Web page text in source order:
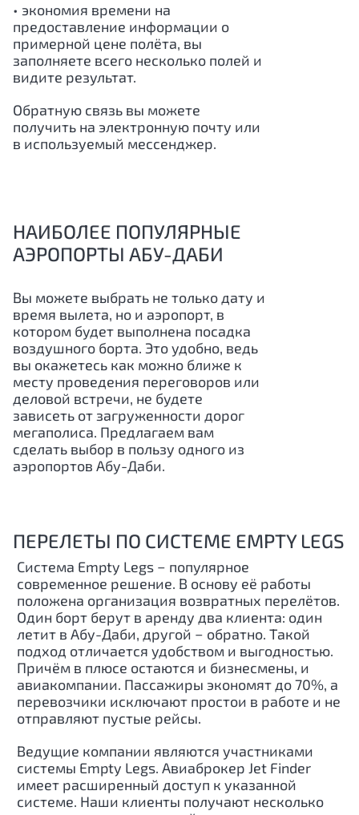
• экономия времени на
предоставление информации о
примерной цене полёта, вы
заполняете всего несколько полей и
видите результат.
Обратную связь вы можете
получить на электронную почту или
в используемый мессенджер.
НАИБОЛЕЕ ПОПУЛЯРНЫЕ
АЭРОПОРТЫ АБУ-ДАБИ
Вы можете выбрать не только дату и
время вылета, но и аэропорт, в
котором будет выполнена посадка
воздушного борта. Это удобно, ведь
вы окажетесь как можно ближе к
месту проведения переговоров или
деловой встречи, не будете
зависеть от загруженности дорог
мегаполиса. Предлагаем вам
сделать выбор в пользу одного из
аэропортов Абу-Даби.
ПЕРЕЛЕТЫ ПО СИСТЕМЕ EMPTY LEGS
Система Empty Legs − популярное
современное решение. В основу её работы
положена организация возвратных перелётов.
Один борт берут в аренду два клиента: один
летит в Абу-Даби, другой − обратно. Такой
подход отличается удобством и выгодностью.
Причём в плюсе остаются и бизнесмены, и
авиакомпании. Пассажиры экономят до 70%, а
перевозчики исключают простои в работе и не
отправляют пустые рейсы.
Ведущие компании являются участниками
системы Empty Legs. Авиаброкер Jet Finder
имеет расширенный доступ к указанной
системе. Наши клиенты получают несколько